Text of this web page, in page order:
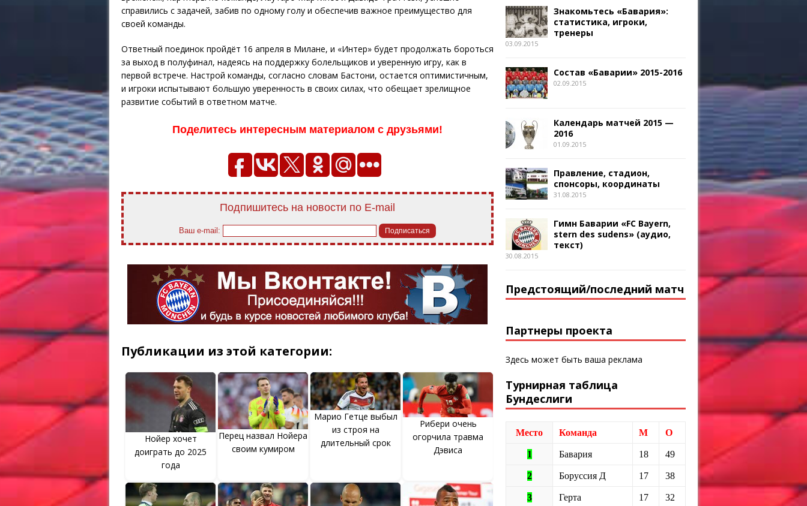
справились с задачей, забив по одному голу и обеспечив важное преимущество для
своей команды.
Ответный поединок пройдёт 16 апреля в Милане, и «Интер» будет продолжать бороться
за выход в полуфинал, надеясь на поддержку болельщиков и уверенную игру, как в
первой встрече. Настрой команды, согласно словам Бастони, остается оптимистичным,
и игроки испытывают большую уверенность в своих силах, что обещает зрелищное
развитие событий в ответном матче.
Поделитесь интересным материалом с друзьями!
Подпишитесь на новости по E-mail
Ваш e-mail:
Публикации из этой категории:
Нойер хочет
доиграть до 2025
года
Перец назвал Нойера
своим кумиром
Марио Гетце выбыл
из строя на
длительный срок
Рибери очень
огорчила травма
Дэвиса
Знакомьтесь «Бавария»:
статистика, игроки,
тренеры
03.09.2015
Состав «Баварии» 2015-2016
02.09.2015
Календарь матчей 2015 —
2016
01.09.2015
Правление, стадион,
спонсоры, координаты
31.08.2015
Гимн Баварии «FC Bayern,
stern des sudens» (аудио,
текст)
30.08.2015
Предстоящий/последний матч
Партнеры проекта
Здесь может быть ваша реклама
Турнирная таблица
Бундеслиги
Место Команда М О
1 Бавария 18 49
2 Боруссия Д 17 38
3 Герта 17 32